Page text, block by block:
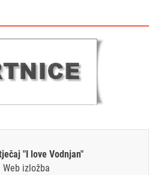
"I love Vodnjan"
Web izložba